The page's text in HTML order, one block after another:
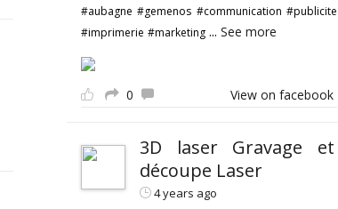
#aubagne #gemenos #communication #publicite
#imprimerie #marketing ... See more
0 View on facebook
3D laser Gravage et
découpe Laser
4 years ago